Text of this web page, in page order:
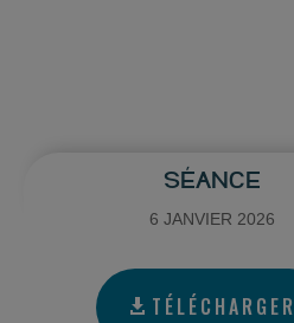
SÉANCE
6 JANVIER 2026
TÉLÉCHARGER